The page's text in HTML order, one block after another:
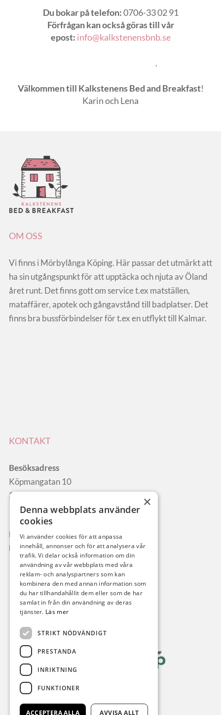
Du bokar på telefon:0706-33 02 91
Förfrågan kan också göras till vår
epost: info@kalkstenensbnb.se
.
Välkommen till Kalkstenens Bed and Breakfast!
Karin och Lena
OM OSS
Vi finns i Mörbylånga Köping. Här passar det utmärkt att
ha sin utgångspunkt för att upptäcka och njuta av Öland
året runt. Det finns gott om service t.ex matställen,
mataffärer, apotek och gångavstånd till badplatser. Det
finns bra bussförbindelser för t.ex en utflykt till Kalmar.
KONTAKT
Besöksadress
Köpmangatan 10
386 50 Mörbylånga
Mail:info@kalkstenensbnb.se
Mobil:0706-33 02 91
×
Denna webbplats använder
cookies
Vi använder cookies för att anpassa
innehåll, annonser och för att analysera vår
trafik. Vi delar också information om din
användning av vår webbplats med våra
reklam- och analyspartners som kan
kombinera den med annan information som
du har tillhandahållit dem eller som de har
samlat in från din användning av deras
tjänster. Läs mer
STRIKT NÖDVÄNDIGT
PRESTANDA
INRIKTNING
FUNKTIONER
ACCEPTERA ALLA AVVISA ALLT